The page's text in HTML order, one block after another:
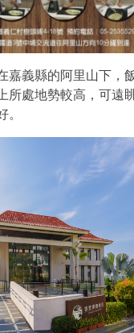
嘉義縣的阿里山下，
所處地勢較高，可遠
。